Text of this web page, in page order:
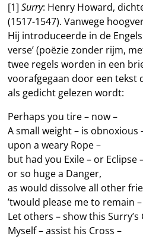
[1]Surry: Henry Howard,
(1517-1547). Vanwege
Hij introduceerde in de
verse’ (poëzie zonder rijm,
twee regels worden in een
voorafgegaan door een tekst
als gedicht gelezen wordt:
Perhaps you tire – now –
A small weight – is obnoxious
upon a weary Rope –
but had you Exile – or Eclipse
or so huge a Danger,
as would dissolve all other
’twould please me to remain –
Let others – show this Surry’s
Myself – assist his Cross –